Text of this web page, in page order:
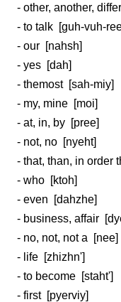
- other, another,
- to talk [guh-vuh-
- our [nahsh]
- yes [dah]
- themost [sah-miy]
- my, mine [moi]
- at, in, by [pree]
- not, no [nyeht]
- that, than, in order
- who [ktoh]
- even
[dahzhe]
- business, affair
- no, not, not a
[nee]
- life [zhizhn']
- to become [staht']
- first [pyerviy]